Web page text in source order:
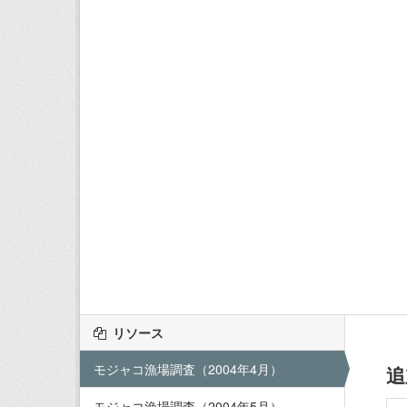
リソース
モジャコ漁場調査（2004年4月）